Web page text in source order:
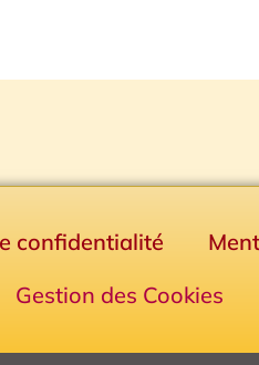
confidentialité
Gestion des Cookies